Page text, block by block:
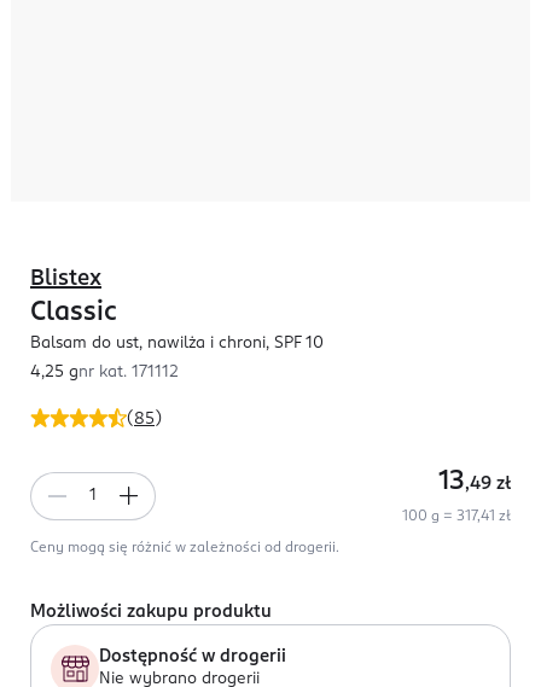
( 85 )
Blistex
Classic
Balsam do ust, nawilża i chroni, SPF 10
4,25 gnr kat. 171112
13,49 zł
100 g = 317,41 zł
Ceny mogą się różnić w zależności od drogerii.
Możliwości zakupu produktu
Dostępność w drogerii
Nie wybrano drogerii